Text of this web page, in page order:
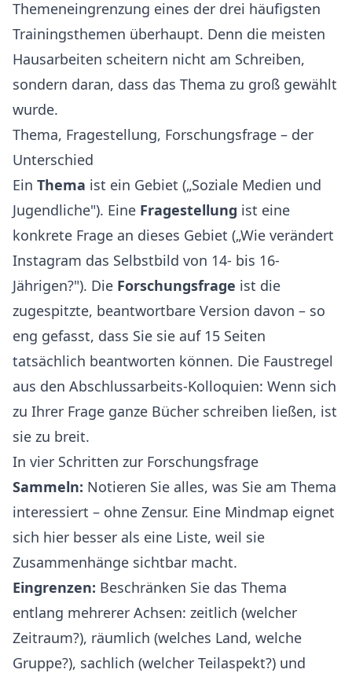
Themeneingrenzung eines der drei häufigsten
Trainingsthemen überhaupt. Denn die meisten
Hausarbeiten scheitern nicht am Schreiben,
sondern daran, dass das Thema zu groß gewählt
wurde.
Thema, Fragestellung, Forschungsfrage – der
Unterschied
Ein Thema ist ein Gebiet („Soziale Medien und
Jugendliche"). Eine Fragestellung ist eine
konkrete Frage an dieses Gebiet („Wie verändert
Instagram das Selbstbild von 14- bis 16-
Jährigen?"). Die Forschungsfrage ist die
zugespitzte, beantwortbare Version davon – so
eng gefasst, dass Sie sie auf 15 Seiten
tatsächlich beantworten können. Die Faustregel
aus den Abschlussarbeits-Kolloquien: Wenn sich
zu Ihrer Frage ganze Bücher schreiben ließen, ist
sie zu breit.
In vier Schritten zur Forschungsfrage
Sammeln: Notieren Sie alles, was Sie am Thema
interessiert – ohne Zensur. Eine Mindmap eignet
sich hier besser als eine Liste, weil sie
Zusammenhänge sichtbar macht.
Eingrenzen: Beschränken Sie das Thema
entlang mehrerer Achsen: zeitlich (welcher
Zeitraum?), räumlich (welches Land, welche
Gruppe?), sachlich (welcher Teilaspekt?) und